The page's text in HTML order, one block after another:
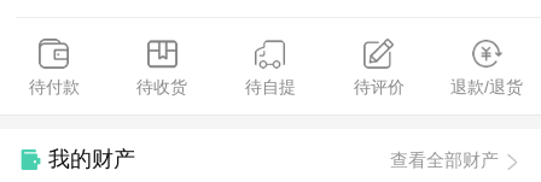
待付款 待收货 待自提 待评价 退款/退货
我的财产 查看全部财产